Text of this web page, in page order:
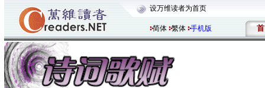
设万维读者为首页
简体 繁体 手机版 首